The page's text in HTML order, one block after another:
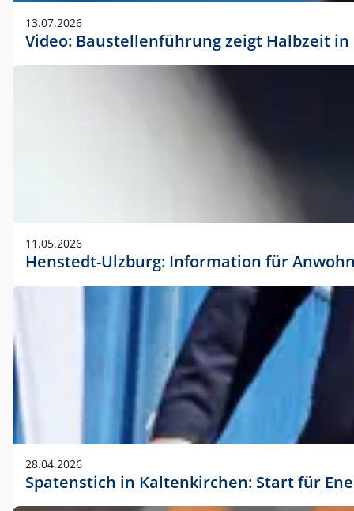
13.07.2026
Video: Baustellenführung zeigt Halbzeit
11.05.2026
Henstedt-Ulzburg: Information für
28.04.2026
Spatenstich in Kaltenkirchen: Start für